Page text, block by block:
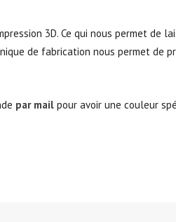
3D. Ce qui nous permet de
de fabrication nous permet de
par mail pour avoir une couleur